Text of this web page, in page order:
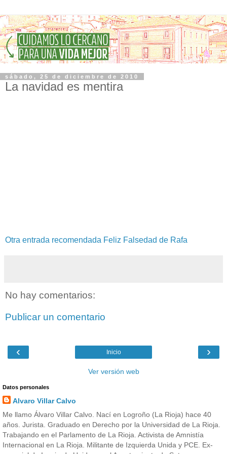
sábado, 25 de diciembre de 2010
La navidad es mentira
Otra entrada recomendada Feliz Falsedad de Rafa
No hay comentarios:
Publicar un comentario
‹ ›
Inicio
Ver versión web
Datos personales
Alvaro Villar Calvo
Me llamo Álvaro Villar Calvo. Nací en Logroño (La Rioja) hace 40
años. Jurista. Graduado en Derecho por la Universidad de La Rioja.
Trabajando en el Parlamento de La Rioja. Activista de Amnistía
Internacional en La Rioja. Militante de Izquierda Unida y PCE. Ex-